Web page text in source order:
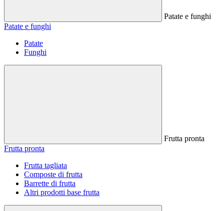
Patate e funghi
Patate e funghi
Patate
Funghi
Frutta pronta
Frutta pronta
Frutta tagliata
Composte di frutta
Barrette di frutta
Altri prodotti base frutta